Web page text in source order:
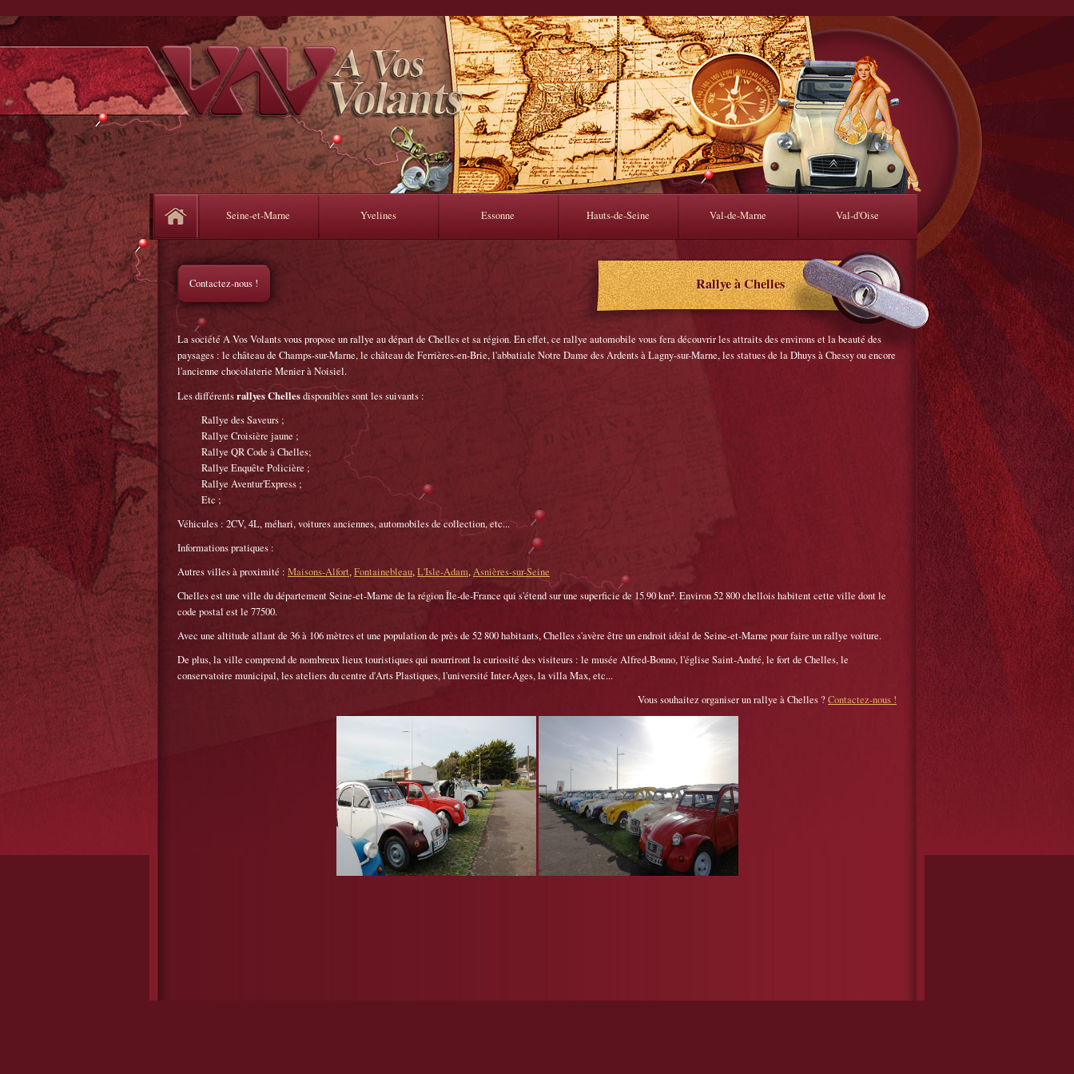
Contactez-nous ! Rallye à Chelles
La société A Vos Volants vous propose un rallye au départ de Chelles et sa région. En effet, ce rallye automobile vous fera découvrir les attraits des environs et la beauté des
paysages : le château de Champs-sur-Marne, le château de Ferrières-en-Brie, l'abbatiale Notre Dame des Ardents à Lagny-sur-Marne, les statues de la Dhuys à Chessy ou encore
l'ancienne chocolaterie Menier à Noisiel.
Les différentsrallyes Chellesdisponibles sont les suivants :
Rallye des Saveurs ;
Rallye Croisière jaune ;
Rallye QR Code à Chelles;
Rallye Enquête Policière ;
Rallye Aventur'Express ;
Etc ;
Véhicules : 2CV, 4L, méhari, voitures anciennes, automobiles de collection, etc...
Informations pratiques :
Autres villes à proximité : Maisons-Alfort,Fontainebleau,L'Isle-Adam,Asnières-sur-Seine
Chelles est une ville du département Seine-et-Marne de la région Île-de-France qui s'étend sur une superficie de 15.90 km². Environ 52 800 chellois habitent cette ville dont le
code postal est le 77500.
Avec une altitude allant de 36 à 106 mètres et une population de près de 52 800 habitants, Chelles s'avère être un endroit idéal de Seine-et-Marne pour faire un rallye voiture.
De plus, la ville comprend de nombreux lieux touristiques qui nourriront la curiosité des visiteurs : le musée Alfred-Bonno, l'église Saint-André, le fort de Chelles, le
conservatoire municipal, les ateliers du centre d'Arts Plastiques, l'université Inter-Ages, la villa Max, etc...
Vous souhaitez organiser un rallye à Chelles ?Contactez-nous !
Seine-et-Marne Yvelines Essonne Hauts-de-Seine Val-de-Marne Val-d'Oise